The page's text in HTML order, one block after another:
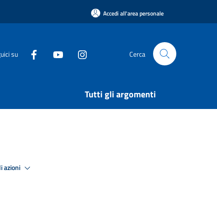
Accedi all'area personale
su Cerca
Tutti gli argomenti
azioni